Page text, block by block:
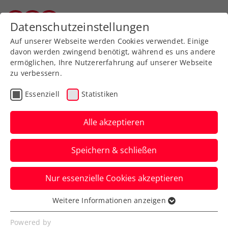
Zurück zur Newsübersicht
Bundesliga
Bundesliga Herren 35:
Julian Knowle mit TC St.
Johann im Finale
Der Harder Julian Knowle steht mit
seinem Bundesliga-Team im Finale um
das Play-Off-Herren 35...
Verfasst von: Gerhard Nenning, 20.09.2020
Datenschutzeinstellungen
Auf unserer Webseite werden Cookies verwendet. Einige
davon werden zwingend benötigt, während es uns andere
ermöglichen, Ihre Nutzererfahrung auf unserer Webseite
zu verbessern.
Essenziell Statistiken
Alle akzeptieren
Speichern & schließen
Nur essenzielle Cookies akzeptieren
Essenziell
Essenzielle Cookies werden für grundlegende
Weitere Informationen anzeigen
Powered by